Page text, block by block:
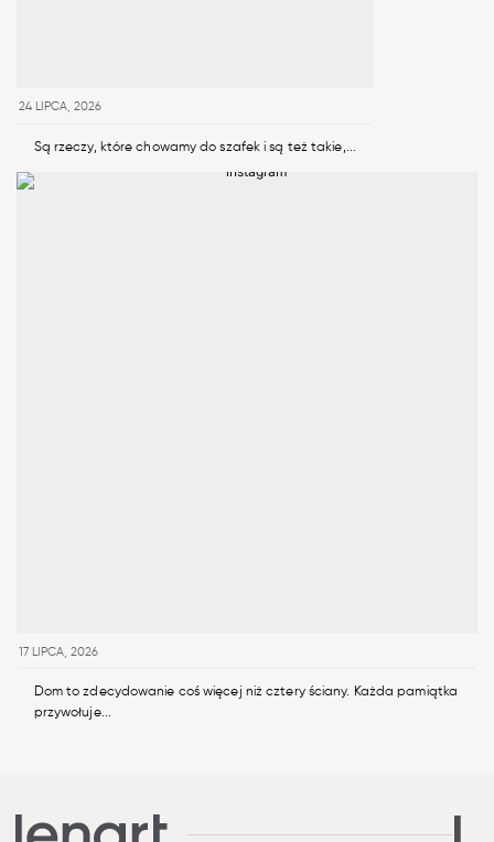
24 LIPCA, 2026
Są rzeczy, które chowamy do szafek i są też takie,...
17 LIPCA, 2026
Dom to zdecydowanie coś więcej niż cztery ściany. Każda pamiątka
przywołuje...